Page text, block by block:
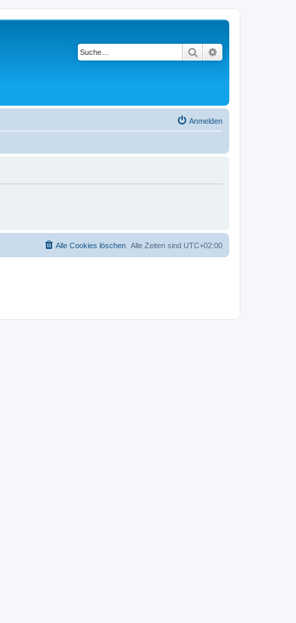
Suche
Anmelden
Alle Zeiten sind UTC+02:00
Alle Cookies löschen